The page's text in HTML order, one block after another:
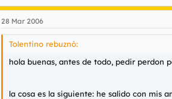
28 Mar 2006
Tolentino rebuznó:
hola buenas, antes de todo, pedir
la cosa es la siguiente: he salido con mis